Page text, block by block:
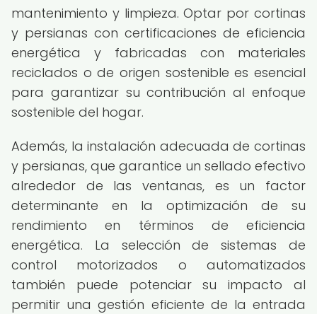
mantenimiento y limpieza. Optar por cortinas
y persianas con certificaciones de eficiencia
energética y fabricadas con materiales
reciclados o de origen sostenible es esencial
para garantizar su contribución al enfoque
sostenible del hogar.
Además, la instalación adecuada de cortinas
y persianas, que garantice un sellado efectivo
alrededor de las ventanas, es un factor
determinante en la optimización de su
rendimiento en términos de eficiencia
energética. La selección de sistemas de
control motorizados o automatizados
también puede potenciar su impacto al
permitir una gestión eficiente de la entrada